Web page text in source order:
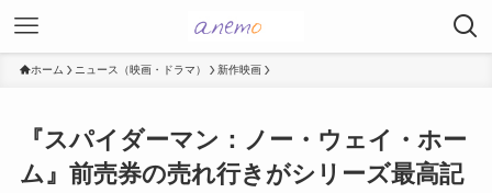
ホーム ニュース（映画・ドラマ） 新作映画
『スパイダーマン：ノー・ウェイ・ホー
ム』前売券の売れ行きがシリーズ最高記